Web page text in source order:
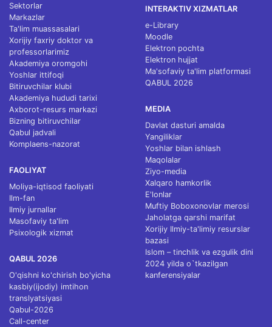
Sektorlar
Markazlar
Ta'lim muassasalari
Xorijiy faxriy doktor va
professorlarimiz
Akademiya oromgohi
Yoshlar ittifoqi
Bitiruvchilar klubi
Akademiya hududi tarixi
Axborot-resurs markazi
Bizning bitiruvchilar
Qabul jadvali
Komplaens-nazorat
FAOLIYAT
Moliya-iqtisod faoliyati
Ilm-fan
Ilmiy jurnallar
Masofaviy ta'lim
Psixologik xizmat
QABUL 2026
O'qishni ko'chirish bo'yicha
kasbiy(ijodiy) imtihon
translyatsiyasi
Qabul-2026
Call-center
INTERAKTIV XIZMATLAR
e-Library
Moodle
Elektron pochta
Elektron hujjat
Ma'sofaviy ta'lim platformasi
QABUL 2026
MEDIA
Davlat dasturi amalda
Yangiliklar
Yoshlar bilan ishlash
Maqolalar
Ziyo-media
Xalqaro hamkorlik
E'lonlar
Muftiy Boboxonovlar merosi
Jaholatga qarshi marifat
Xorijiy Ilmiy-ta'limiy resurslar
bazasi
Islom – tinchlik va ezgulik dini
2024 yilda o`tkazilgan
kanferensiyalar